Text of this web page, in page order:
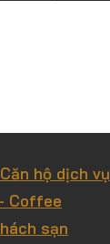
hộ dịch vụ
Coffee
sạn